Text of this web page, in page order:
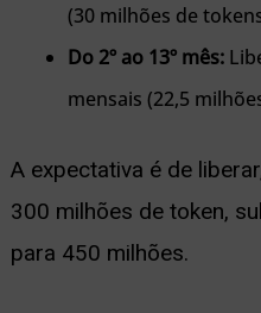
(30 milhões de
Do 2º ao 13º mês:
mensais (22,5
A expectativa é de
300 milhões de token,
para 450 milhões.